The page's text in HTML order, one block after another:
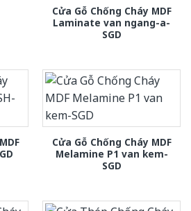
Cửa Gỗ Chống Cháy MDF
Laminate van ngang-a-
SGD
Cửa Gỗ Chống Cháy MDF
Melamine P1 van kem-
SGD